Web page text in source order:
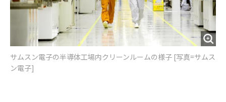
サムスン電子の半導体工場内クリーンルームの様子 [写真=サムス
ン電子]